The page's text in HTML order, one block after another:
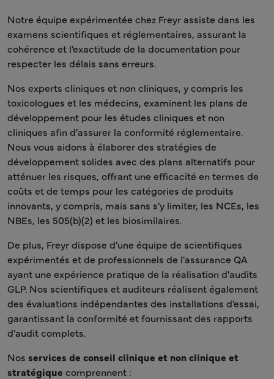
Notre équipe expérimentée chez Freyr assiste dans les
examens scientifiques et réglementaires, assurant la
cohérence et l'exactitude de la documentation pour
respecter les délais sans erreurs.
Nos experts cliniques et non cliniques, y compris les
toxicologues et les médecins, examinent les plans de
développement pour les études cliniques et non
cliniques afin d'assurer la conformité réglementaire.
Nous vous aidons à élaborer des stratégies de
développement solides avec des plans alternatifs pour
atténuer les risques, offrant une efficacité en termes de
coûts et de temps pour les catégories de produits
innovants, y compris, mais sans s'y limiter, les NCEs, les
NBEs, les 505(b)(2) et les biosimilaires.
De plus, Freyr dispose d'une équipe de scientifiques
expérimentés et de professionnels de l'assurance QA
ayant une expérience pratique de la réalisation d'audits
GLP. Nos scientifiques et auditeurs réalisent également
des évaluations indépendantes des installations d'essai,
garantissant la conformité et fournissant des rapports
d'audit complets.
Nos services de conseil clinique et non clinique et
stratégique comprennent :